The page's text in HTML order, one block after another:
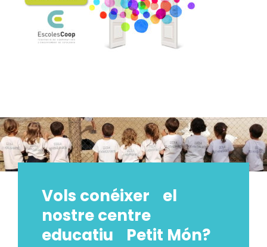
Vols conéixer el
nostre centre
educatiu Petit Món?